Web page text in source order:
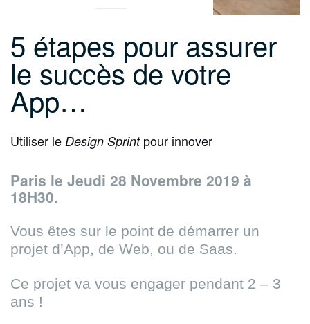
5 étapes pour assurer
le succès de votre
App…
Utiliser le Design Sprintpour innover
Paris le Jeudi 28 Novembre 2019 à
18H30.
Vous êtes sur le point de démarrer un
projet d’App, de Web, ou de Saas.
Ce projet va vous engager pendant 2 – 3
ans !